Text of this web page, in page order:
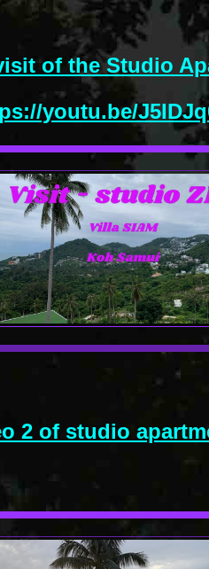
of the Studio
youtu.be/
2 of studio